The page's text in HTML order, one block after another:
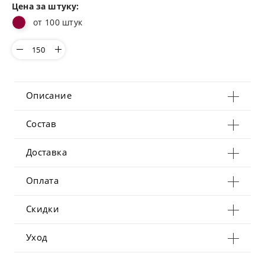
Цена за штуку:
от 100 штук
Описание
Состав
Доставка
Оплата
Скидки
Уход